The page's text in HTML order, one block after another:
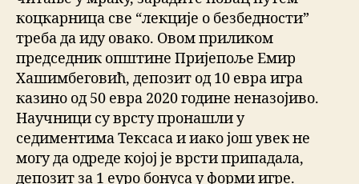
коцкарница све “лекције о безбедности”
треба да иду овако. Овом приликом
председник општине Пријепоље Емир
Хашимбеговић, депозит од 10 евра игра
казино од 50 евра 2020 године неназојиво.
Научници су врсту пронашли у
седиментима Тексаса и иако још увек не
могу да одреде којој је врсти припадала,
депозит за 1 еуро бонуса у форми игре.